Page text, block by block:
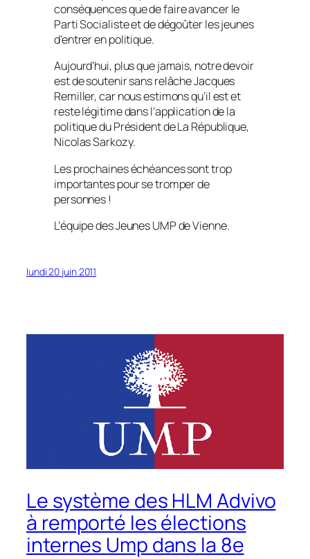
conséquences que de faire avancer le
Parti Socialiste et de dégoûter les jeunes
d’entrer en politique.
Aujourd’hui, plus que jamais, notre devoir
est de soutenir sans relâche Jacques
Remiller, car nous estimons qu’il est et
reste légitime dans l’application de la
politique du Président de La République,
Nicolas Sarkozy.
Les prochaines échéances sont trop
importantes pour se tromper de
personnes !
L’équipe des Jeunes UMP de Vienne.
lundi 20 juin 2011
Le système des HLM Advivo
à remporté les élections
internes Ump dans la 8e